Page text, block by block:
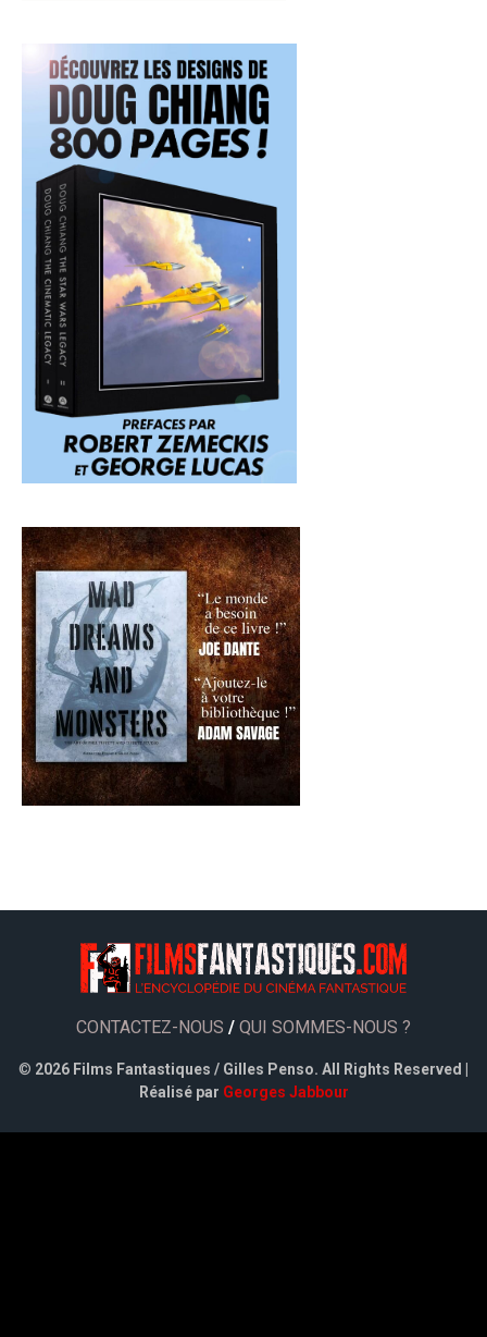
CONTACTEZ-NOUS / QUI SOMMES-NOUS ?
© 2026 Films Fantastiques / Gilles Penso. All Rights Reserved |
Réalisé par Georges Jabbour